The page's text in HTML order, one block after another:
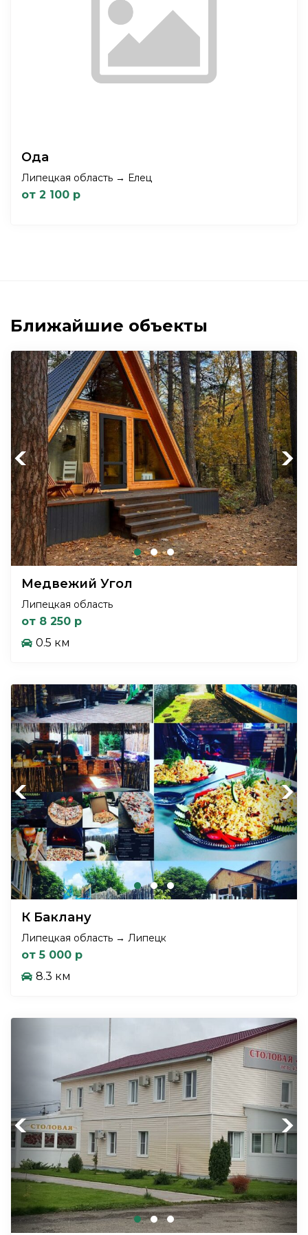
Ода
Липецкая область → Елец
от 2 100 р
Ближайшие объекты
Previous Next
Медвежий Угол
Липецкая область
от 8 250 р
0.5 км
Previous Next
К Баклану
Липецкая область → Липецк
от 5 000 р
8.3 км
Previous Next